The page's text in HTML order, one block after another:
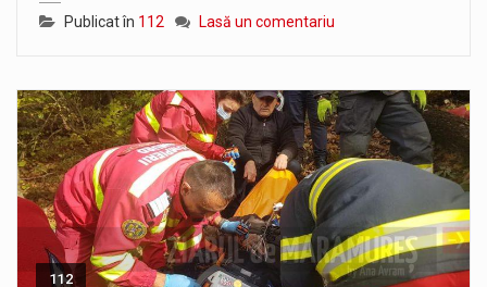
Publicat în 112 Lasă un comentariu
112